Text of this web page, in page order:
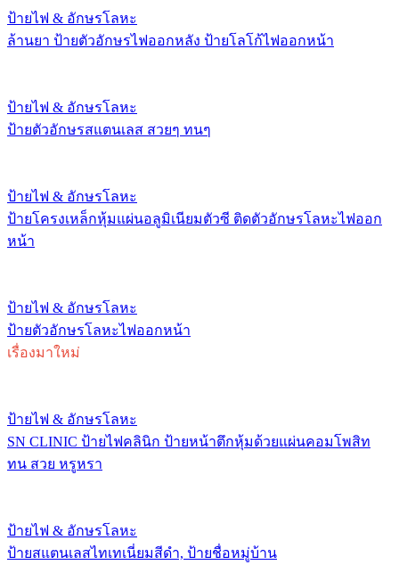
ป้ายไฟ & อักษรโลหะ
ล้านยา ป้ายตัวอักษรไฟออกหลัง ป้ายโลโก้ไฟออกหน้า
ป้ายไฟ & อักษรโลหะ
ป้ายตัวอักษรสแตนเลส สวยๆ ทนๆ
ป้ายไฟ & อักษรโลหะ
ป้ายโครงเหล็กหุ้มแผ่นอลูมิเนียมตัวซี ติดตัวอักษรโลหะไฟออก
หน้า
ป้ายไฟ & อักษรโลหะ
ป้ายตัวอักษรโลหะไฟออกหน้า
เรื่องมาใหม่
ป้ายไฟ & อักษรโลหะ
SN CLINIC ป้ายไฟคลินิก ป้ายหน้าตึกหุ้มด้วยแผ่นคอมโพสิท
ทน สวย หรูหรา
ป้ายไฟ & อักษรโลหะ
ป้ายสแตนเลสไทเทเนี่ยมสีดำ, ป้ายชื่อหมู่บ้าน